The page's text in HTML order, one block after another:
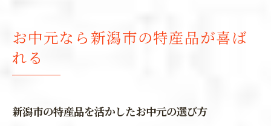
お中元なら新潟市の特産品が喜ば
れる
新潟市の特産品を活かしたお中元の選び方